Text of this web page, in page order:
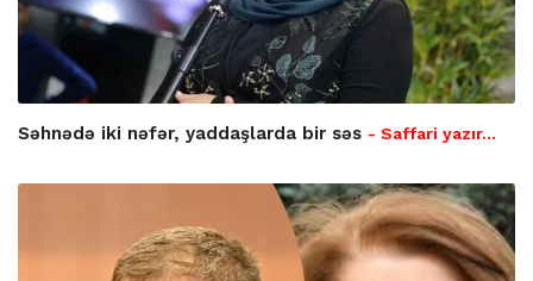
Səhnədə iki nəfər, yaddaşlarda bir səs - Saffari yazır…